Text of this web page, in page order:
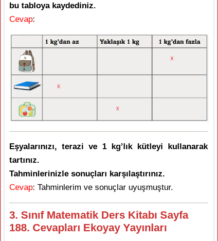
bu tabloya kaydediniz.
Cevap:
Eşyalarınızı, terazi ve 1 kg’lık kütleyi kullanarak
tartınız.
Tahminlerinizle sonuçları karşılaştırınız.
Cevap: Tahminlerim ve sonuçlar uyuşmuştur.
3. Sınıf Matematik Ders Kitabı Sayfa
188. Cevapları Ekoyay Yayınları